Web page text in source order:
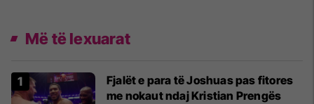
Më të lexuarat
Fjalët e para të Joshuas pas fitores
me nokaut ndaj Kristian Prengës